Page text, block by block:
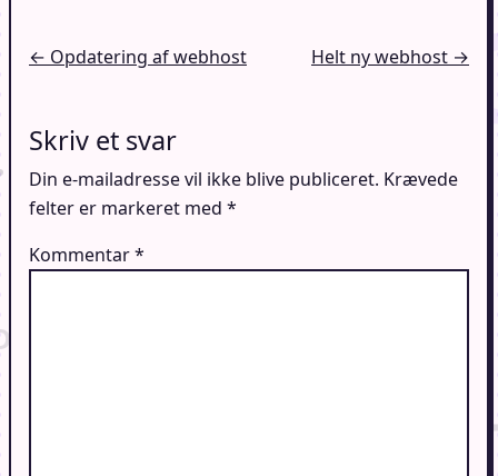
Indlægsnavigation
← Opdatering af webhost Helt ny webhost →
Skriv et svar
Din e-mailadresse vil ikke blive publiceret. Krævede
felter er markeret med *
Kommentar*